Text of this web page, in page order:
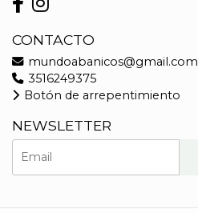
CONTACTO
mundoabanicos@gmail.com
3516249375
Botón de arrepentimiento
NEWSLETTER